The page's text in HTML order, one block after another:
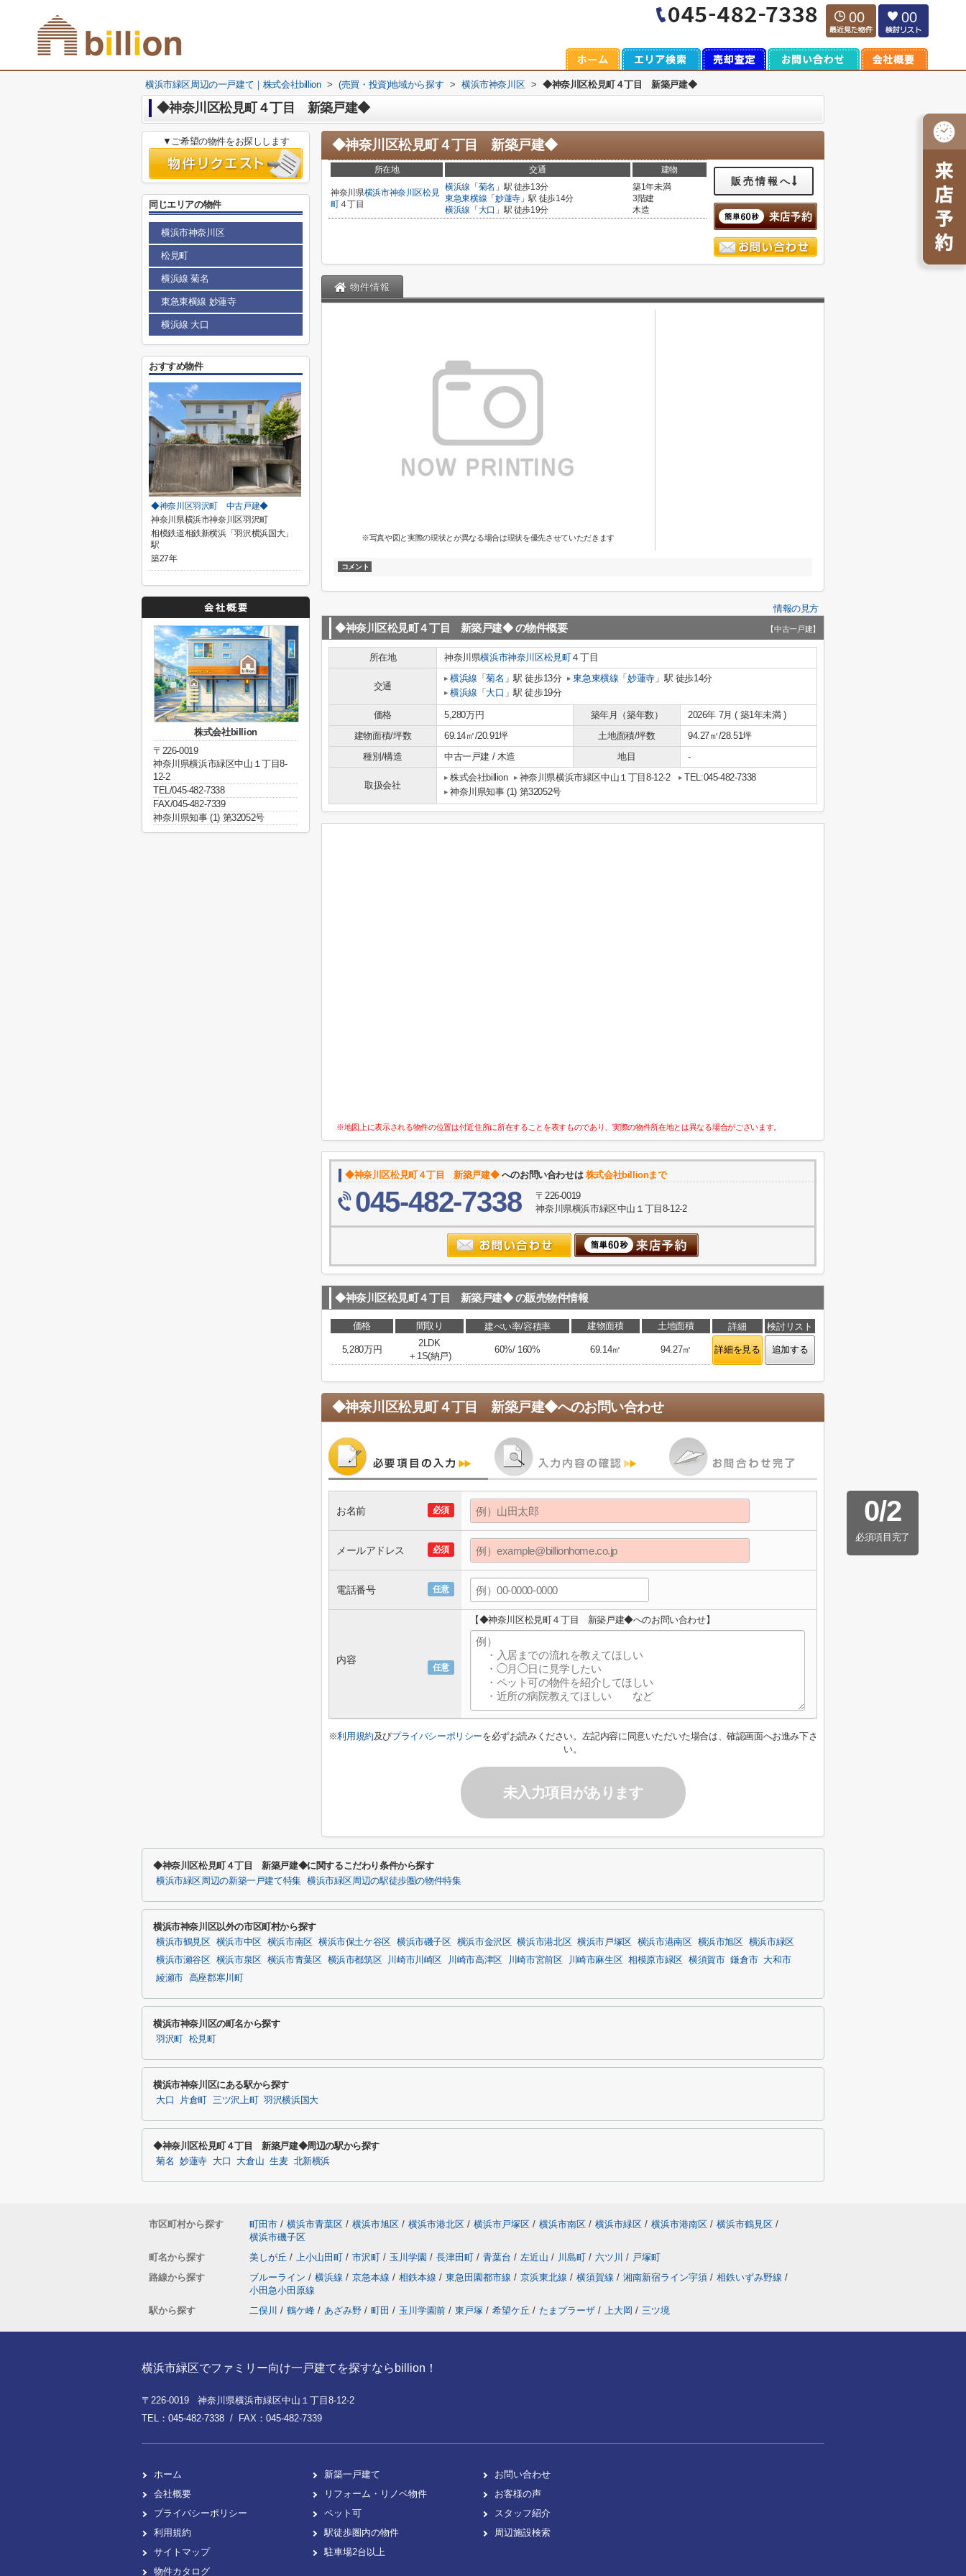
00 00
横浜市緑区周辺の一戸建て｜株式会社billion > (売買・投資)地域から探す > 横浜市神奈川区 > ◆神奈川区松見町４丁目 新築戸建◆
◆神奈川区松見町４丁目 新築戸建◆
◆神奈川区松見町４丁目 新築戸建◆
所在地 交通 建物
神奈川県横浜市神奈川区松見
町４丁目
横浜線 「 菊名 」駅 徒歩13分
東急東横線 「 妙蓮寺」駅 徒歩14分
横浜線 「 大口 」駅 徒歩19分
築1年未満
3階建
木造
販売情報へ
物件情報
※写真や図と実際の現状とが異なる場合は現状を優先させていただきます
コメント
情報の見方
◆神奈川区松見町４丁目 新築戸建◆ の物件概要 【中古一戸建】
所在地 神奈川県横浜市神奈川区松見町４丁目
交通
横浜線 「菊名 」駅 徒歩13分 東急東横線 「妙蓮寺」駅 徒歩14分
横浜線 「 大口 」駅 徒歩19分
価格 5,280万円 築年月（築年数）
2026年 7月 ( 築1年未満 )
建物面積/坪数
69.14㎡/20.91坪 土地面積/坪数
94.27㎡/28.51坪
種別/構造
中古一戸建 / 木造 地目 -
取扱会社
株式会社billion 神奈川県横浜市緑区中山１丁目8-12-2
TEL:045-482-7338
神奈川県知事 (1) 第32052号
※地図上に表示される物件の位置は付近住所に所在することを表すものであり、実際の物件所在地とは異なる場合がございます。
◆神奈川区松見町４丁目 新築戸建◆へのお問い合わせは 株式会社billionまで
045-482-7338
〒226-0019
神奈川県横浜市緑区中山１丁目8-12-2
◆神奈川区松見町４丁目 新築戸建◆ の販売物件情報
価格 間取り 建ぺい率/容積率 建物面積 土地面積 詳細 検討リスト
5,280万円
2LDK
＋1S(納戸)
60%/ 160% 69.14㎡ 94.27㎡ 詳細を見る 追加する
◆神奈川区松見町４丁目 新築戸建◆へのお問い合わせ
0/2
必須項目完了
必須
お名前
必須
メールアドレス
任意
電話番号
任意
内容
【◆神奈川区松見町４丁目 新築戸建◆へのお問い合わせ】
※利用規約及びプライバシーポリシーを必ずお読みください。左記内容に同意いただいた場合は、確認画面へお進み下さ
い。
未入力項目があります
▼ご希望の物件をお探しします
同じエリアの物件
横浜市神奈川区
松見町
横浜線 菊名
東急東横線 妙蓮寺
横浜線 大口
おすすめ物件
◆神奈川区羽沢町 中古戸建◆
神奈川県横浜市神奈川区羽沢町
相模鉄道相鉄新横浜「羽沢横浜国大」
駅
築27年
株式会社billion
〒226-0019
神奈川県横浜市緑区中山１丁目8-
12-2
TEL/045-482-7338
FAX/045-482-7339
神奈川県知事 (1) 第32052号
◆神奈川区松見町４丁目 新築戸建◆に関するこだわり条件から探す
横浜市緑区周辺の新築一戸建て特集 横浜市緑区周辺の駅徒歩圏の物件特集
横浜市神奈川区以外の市区町村から探す
横浜市鶴見区 横浜市中区 横浜市南区 横浜市保土ケ谷区 横浜市磯子区 横浜市金沢区 横浜市港北区 横浜市戸塚区 横浜市港南区 横浜市旭区
横浜市緑区
横浜市瀬谷区
横浜市泉区 横浜市青葉区 横浜市都筑区 川崎市川崎区 川崎市高津区 川崎市宮前区 川崎市麻生区 相模原市緑区 横須賀市 鎌倉市
大和市
綾瀬市
高座郡寒川町
横浜市神奈川区の町名から探す
羽沢町 松見町
横浜市神奈川区にある駅から探す
大口 片倉町 三ツ沢上町 羽沢横浜国大
◆神奈川区松見町４丁目 新築戸建◆周辺の駅から探す
菊名 妙蓮寺 大口 大倉山 生麦 北新横浜
市区町村から探す 町田市 / 横浜市青葉区 / 横浜市旭区 / 横浜市港北区 / 横浜市戸塚区 / 横浜市南区 / 横浜市緑区 / 横浜市港南区 / 横浜市鶴見区 /
横浜市磯子区
町名から探す
美しが丘 / 上小山田町 / 市沢町 / 玉川学園 / 長津田町 / 青葉台 / 左近山 / 川島町 / 六ツ川 / 戸塚町
路線から探す
ブルーライン / 横浜線 / 京急本線 / 相鉄本線 / 東急田園都市線 / 京浜東北線 / 横須賀線 / 湘南新宿ライン宇須 / 相鉄いずみ野線 /
小田急小田原線
駅から探す
二俣川 / 鶴ケ峰 / あざみ野 / 町田 / 玉川学園前 / 東戸塚 / 希望ケ丘 / たまプラーザ / 上大岡 / 三ツ境
横浜市緑区でファミリー向け一戸建てを探すならbillion！
〒226-0019 神奈川県横浜市緑区中山１丁目8-12-2
TEL：045-482-7338 / FAX：045-482-7339
ホーム
会社概要
プライバシーポリシー
利用規約
サイトマップ
物件カタログ
新築一戸建て
リフォーム・リノベ物件
ペット可
駅徒歩圏内の物件
駐車場2台以上
お問い合わせ
お客様の声
スタッフ紹介
周辺施設検索